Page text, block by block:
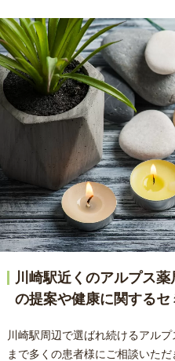
川崎駅近くのアルプス
の提案や健康に関する
川崎駅周辺で選ばれ続けるアル
まで多くの患者様にご相談いた